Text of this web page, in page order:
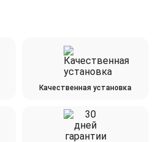
Качественная установка